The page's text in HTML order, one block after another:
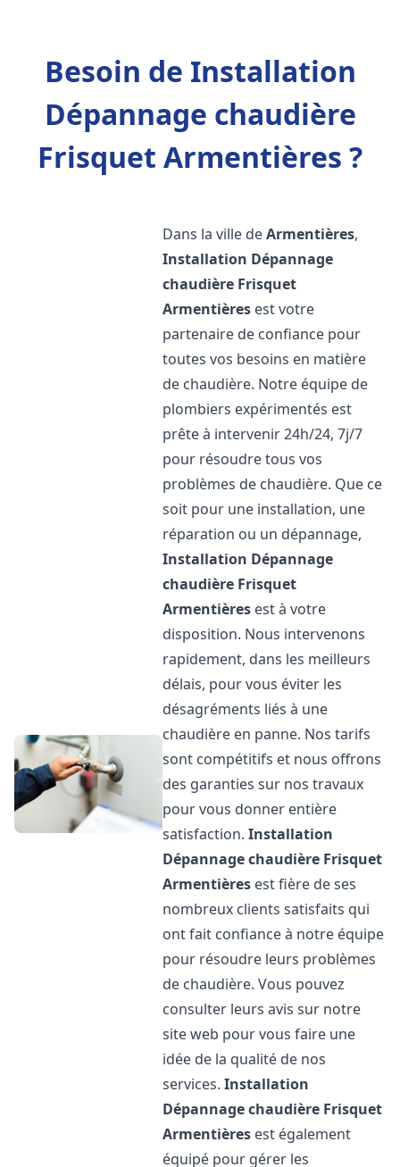
Besoin de Installation
Dépannage chaudière
Frisquet Armentières ?
Dans la ville deArmentières,
Installation Dépannage
chaudière Frisquet
Armentières est votre
partenaire de confiance pour
toutes vos besoins en matière
de chaudière. Notre équipe de
plombiers expérimentés est
prête à intervenir 24h/24, 7j/7
pour résoudre tous vos
problèmes de chaudière. Que ce
soit pour une installation, une
réparation ou un dépannage,
Installation Dépannage
chaudière Frisquet
Armentières est à votre
disposition. Nous intervenons
rapidement, dans les meilleurs
délais, pour vous éviter les
désagréments liés à une
chaudière en panne. Nos tarifs
sont compétitifs et nous offrons
des garanties sur nos travaux
pour vous donner entière
satisfaction.Installation
Dépannage chaudière Frisquet
Armentières est fière de ses
nombreux clients satisfaits qui
ont fait confiance à notre équipe
pour résoudre leurs problèmes
de chaudière. Vous pouvez
consulter leurs avis sur notre
site web pour vous faire une
idée de la qualité de nos
services.Installation
Dépannage chaudière Frisquet
Armentières est également
équipé pour gérer les